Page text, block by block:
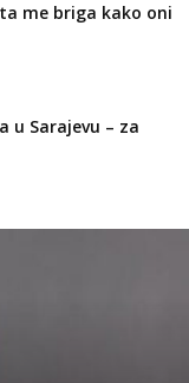
me briga kako oni
u Sarajevu – za